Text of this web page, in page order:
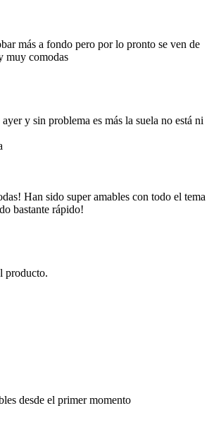
más a fondo pero por lo pronto se ven de
muy comodas
ayer y sin problema es más la suela no está ni
Han sido super amables con todo el tema
bastante rápido!
producto.
desde el primer momento